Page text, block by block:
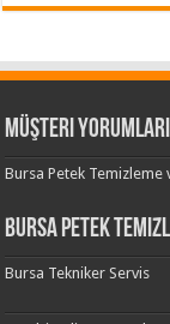
Müşteri
Bursa Petek Temizleme
Bursa Petek
Bursa Tekniker Servis